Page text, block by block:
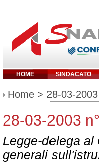
HOME SINDACATO
Home > 28-03-
28-03-2003
Legge-delega al
generali